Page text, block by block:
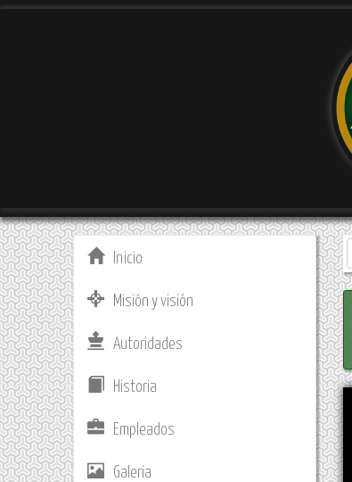
Inicio
Misión y visión
Autoridades
Historia
Empleados
Galeria